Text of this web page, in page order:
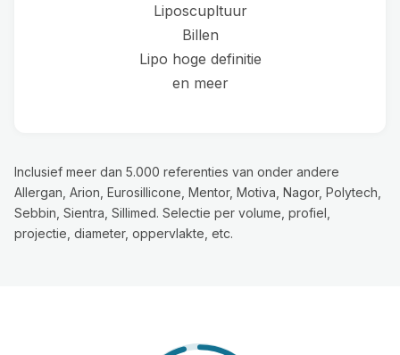
Liposcupltuur
Billen
Lipo hoge definitie
en meer
Inclusief meer dan 5.000 referenties van onder andere
Allergan, Arion, Eurosillicone, Mentor, Motiva, Nagor, Polytech,
Sebbin, Sientra, Sillimed. Selectie per volume, profiel,
projectie, diameter, oppervlakte, etc.